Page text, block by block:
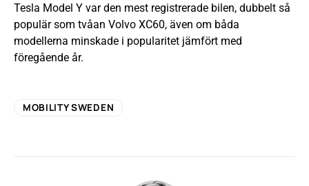
Tesla Model Y var den mest registrerade bilen, dubbelt så
populär som tvåan Volvo XC60, även om båda
modellerna minskade i popularitet jämfört med
föregående år.
MOBILITY SWEDEN